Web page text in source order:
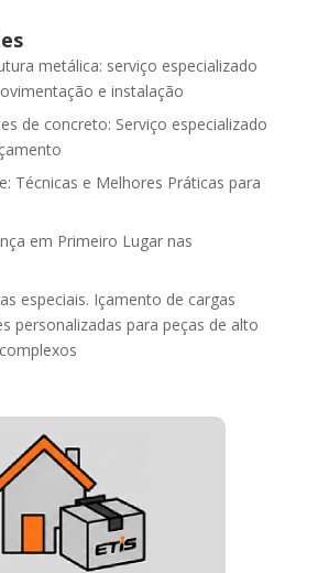
metálica: serviço especializado
e instalação
de concreto: Serviço especializado
Técnicas e Melhores Práticas para
em Primeiro Lugar nas
especiais. Içamento de cargas
personalizadas para peças de alto